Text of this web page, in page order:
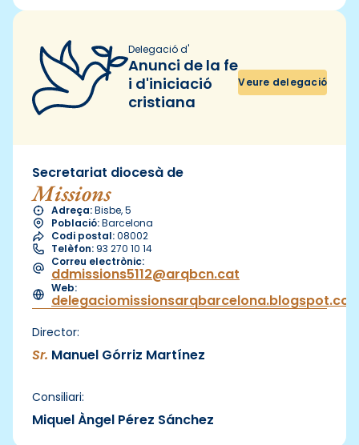
Delegació d'
Anunci de la fe
i d'iniciació
cristiana
Veure delegació
Secretariat diocesà de
Missions
Adreça:Bisbe, 5
Població:Barcelona
Codi postal:08002
Telèfon: 93 270 10 14
Correu electrònic:
ddmissions5112@arqbcn.cat
Web:
Director:
Sr. Manuel Górriz Martínez
Consiliari:
Miquel Àngel Pérez Sánchez